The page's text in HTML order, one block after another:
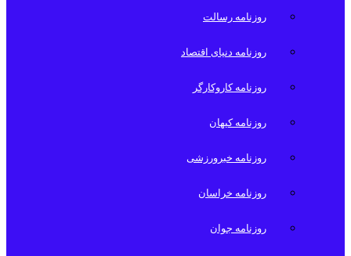
روزنامه رسالت
روزنامه دنیای اقتصاد
روزنامه کاروکارگر
روزنامه کیهان
روزنامه خبرورزشی
روزنامه خراسان
روزنامه جوان